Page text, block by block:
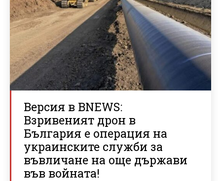
Версия в BNEWS:
Взривеният дрон в
България е операция на
украинските служби за
въвличане на още държави
във войната!